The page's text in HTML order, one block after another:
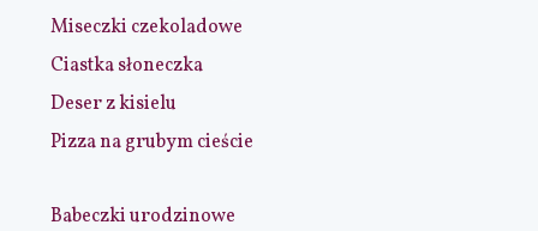
Miseczki czekoladowe
Ciastka słoneczka
Deser z kisielu
Pizza na grubym cieście
Babeczki urodzinowe